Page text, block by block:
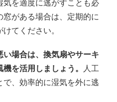
を適度に逃がすことも必
がある場合は、定期的に
てください。
場合は、換気扇やサーキ
を活用しましょう。
人工
、効率的に湿気を外に逃